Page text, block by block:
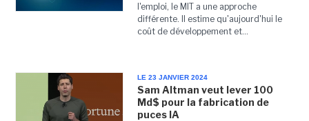
l'emploi, le MIT a une approche
différente. Il estime qu'aujourd'hui le
coût de développement et...
LE 23 JANVIER 2024
Sam Altman veut lever 100
Md$ pour la fabrication de
puces IA